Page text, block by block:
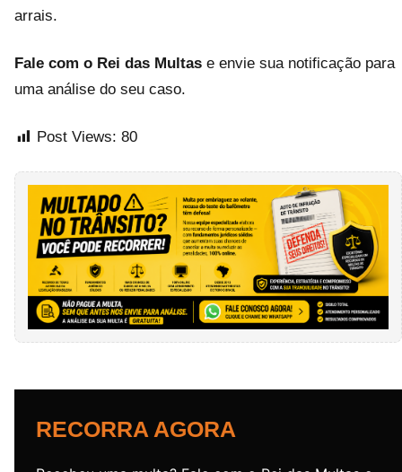
arrais.
Fale com o Rei das Multas e envie sua notificação para
uma análise do seu caso.
Post Views: 80
RECORRA AGORA